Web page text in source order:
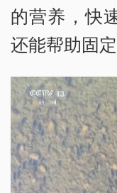
的营养，快
还能帮助固定